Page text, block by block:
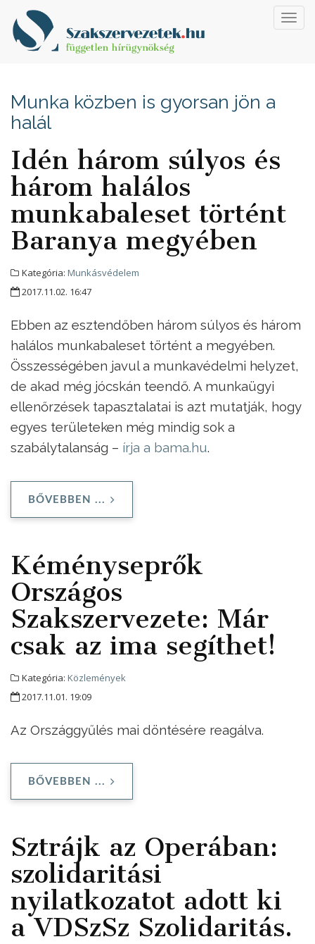
Munka közben is gyorsan jön a
halál
Idén három súlyos és
három halálos
munkabaleset történt
Baranya megyében
Kategória: Munkásvédelem
2017.11.02. 16:47
Ebben az esztendőben három súlyos és három
halálos munkabaleset történt a megyében.
Összességében javul a munkavédelmi helyzet,
de akad még jócskán teendő. A munkaügyi
ellenőrzések tapasztalatai is azt mutatják, hogy
egyes területeken még mindig sok a
szabálytalanság – írja a bama.hu.
BŐVEBBEN ...
Kéményseprők
Országos
Szakszervezete: Már
csak az ima segíthet!
Kategória: Közlemények
2017.11.01. 19:09
Az Országgyűlés mai döntésére reagálva.
BŐVEBBEN ...
Sztrájk az Operában:
szolidaritási
nyilatkozatot adott ki
a VDSzSz Szolidaritás.